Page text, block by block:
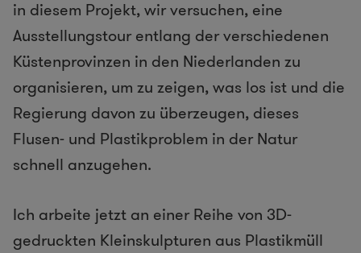
in diesem Projekt, wir versuchen, eine
Ausstellungstour entlang der verschiedenen
Küstenprovinzen in den Niederlanden zu
organisieren, um zu zeigen, was los ist und die
Regierung davon zu überzeugen, dieses
Flusen- und Plastikproblem in der Natur
schnell anzugehen.
Ich arbeite jetzt an einer Reihe von 3D-
gedruckten Kleinskulpturen aus Plastikmüll